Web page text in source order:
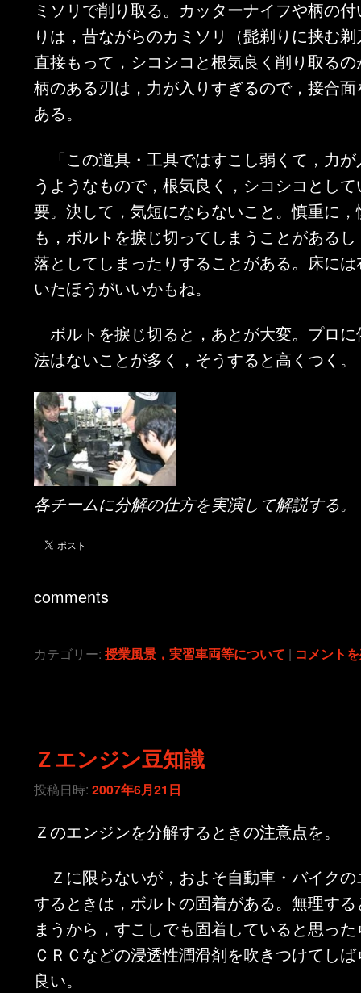
ミソリで削り取る。カッターナイフや柄の
りは，昔ながらのカミソリ（髭剃りに挟む
直接もって，シコシコと根気良く削り取る
柄のある刃は，力が入りすぎるので，接合
ある。
「この道具・工具ではすこし弱くて，力
うようなもので，根気良く，シコシコとし
要。決して，気短にならないこと。慎重に
も，ボルトを捩じ切ってしまうことがある
落としてしまったりすることがある。床に
いたほうがいいかもね。
ボルトを捩じ切ると，あとが大変。プロ
法はないことが多く，そうすると高くつく。
各チームに分解の仕方を実演して解説する。
comments
カテゴリー: 授業風景，実習車両等について | コメント
Ｚエンジン豆知識
投稿日時:2007年6月21日
Ｚのエンジンを分解するときの注意点を。
Ｚに限らないが，およそ自動車・バイク
するときは，ボルトの固着がある。無理す
まうから，すこしでも固着していると思っ
ＣＲＣなどの浸透性潤滑剤を吹きつけてし
良い。